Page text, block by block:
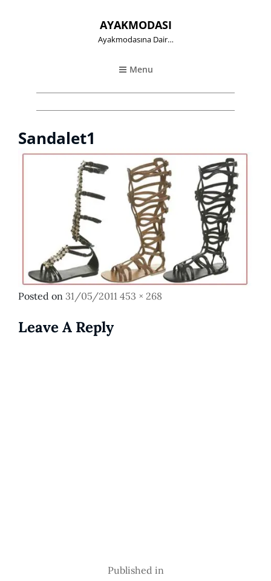
AYAKMODASI
Ayakmodasına Dair…
Menu
Sandalet1
Posted on Posted
31/05/2011 Full
453 × 268
Leave A Reply
Published in